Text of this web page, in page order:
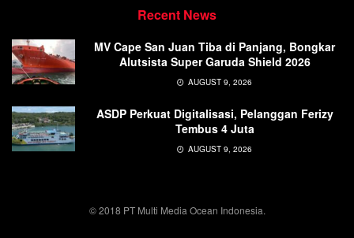
Recent News
MV Cape San Juan Tiba di Panjang, Bongkar
Alutsista Super Garuda Shield 2026
AUGUST 9, 2026
ASDP Perkuat Digitalisasi, Pelanggan Ferizy
Tembus 4 Juta
AUGUST 9, 2026
© 2018 PT Multi Media Ocean Indonesia.